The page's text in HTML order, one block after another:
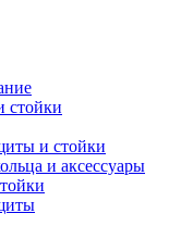
стойки
и стойки
и аксессуары